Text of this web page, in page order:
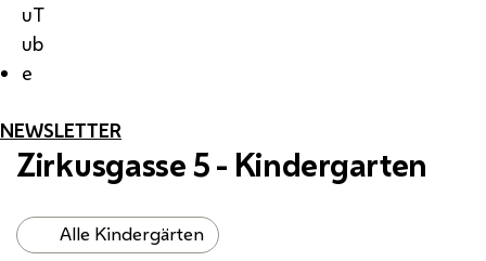
uT
ub
e
NEWSLETTER
Zirkusgasse 5 - Kindergarten
Alle Kindergärten